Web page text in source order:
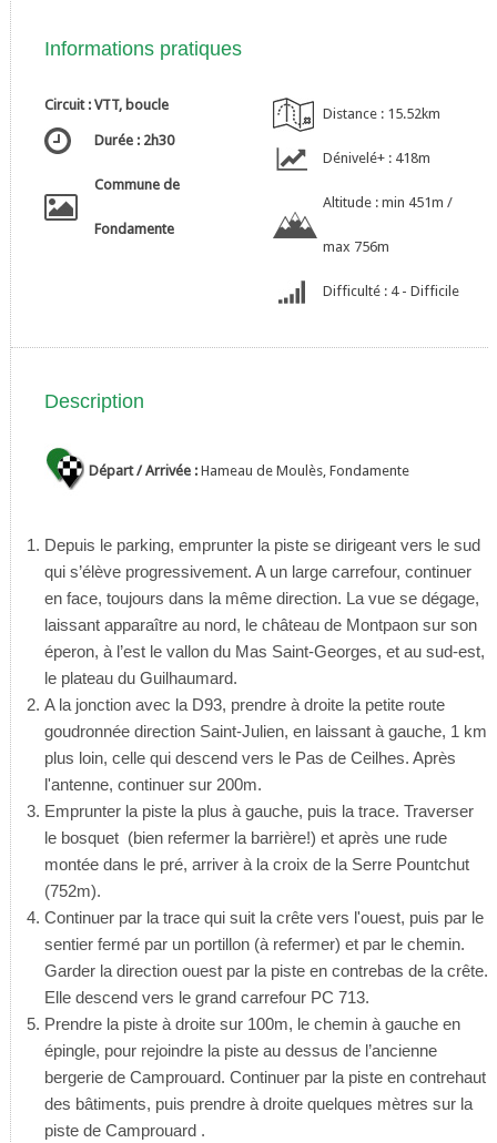
Informations pratiques
Circuit : VTT, boucle
Durée : 2h30
Commune de
Fondamente
Distance : 15.52km
Dénivelé+ : 418m
Altitude : min 451m /
max 756m
Difficulté : 4 - Difficile
Description
Départ / Arrivée : Hameau de Moulès, Fondamente
Depuis le parking, emprunter la piste se dirigeant vers le sud
qui s’élève progressivement. A un large carrefour, continuer
en face, toujours dans la même direction. La vue se dégage,
laissant apparaître au nord, le château de Montpaon sur son
éperon, à l’est le vallon du Mas Saint-Georges, et au sud-est,
le plateau du Guilhaumard.
A la jonction avec la D93, prendre à droite la petite route
goudronnée direction Saint-Julien, en laissant à gauche, 1 km
plus loin, celle qui descend vers le Pas de Ceilhes. Après
l'antenne, continuer sur 200m.
Emprunter la piste la plus à gauche, puis la trace. Traverser
le bosquet (bien refermer la barrière!) et après une rude
montée dans le pré, arriver à la croix de la Serre Pountchut
(752m).
Continuer par la trace qui suit la crête vers l'ouest, puis par le
sentier fermé par un portillon (à refermer) et par le chemin.
Garder la direction ouest par la piste en contrebas de la crête.
Elle descend vers le grand carrefour PC 713.
Prendre la piste à droite sur 100m, le chemin à gauche en
épingle, pour rejoindre la piste au dessus de l’ancienne
bergerie de Camprouard. Continuer par la piste en contrehaut
des bâtiments, puis prendre à droite quelques mètres sur la
piste de Camprouard .